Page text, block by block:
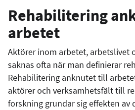
Rehabilitering
arbetet
Aktörer inom arbetet, arbetslivet
saknas ofta när man definierar
Rehabilitering anknutet till
aktörer och verksamhetsfält till
forskning grundar sig effekten av